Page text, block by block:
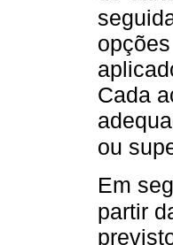
Cada
ou
Em
partir